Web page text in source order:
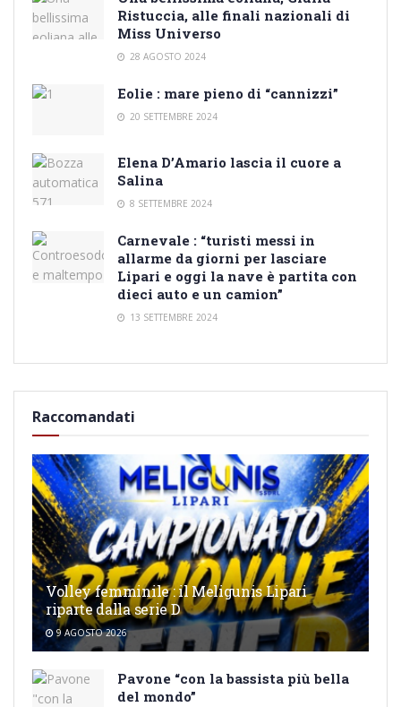
Ristuccia, alle finali nazionali di
Miss Universo
28 AGOSTO 2024
Eolie : mare pieno di “cannizzi”
20 SETTEMBRE 2024
Elena D’Amario lascia il cuore a
Salina
8 SETTEMBRE 2024
Carnevale : “turisti messi in
allarme da giorni per lasciare
Lipari e oggi la nave è partita con
dieci auto e un camion”
13 SETTEMBRE 2024
Raccomandati
Volley femminile : il Meligunis Lipari
riparte dalla serie D
9 AGOSTO 2026
Pavone “con la bassista più bella
del mondo”